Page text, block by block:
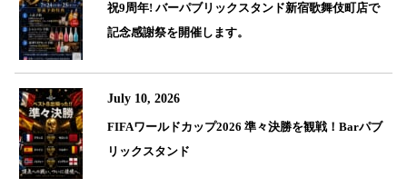
祝9周年! バーパブリックスタンド新宿歌舞伎町店で
記念感謝祭を開催します。
July 10, 2026
FIFAワールドカップ2026 準々決勝を観戦！Barパブ
リックスタンド